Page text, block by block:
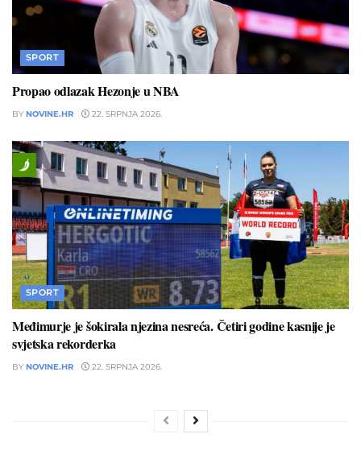
SPORT
Propao odlazak Hezonje u NBA
BY NOVINE.HR 22. SRPNJA 2026.
SPORT
Međimurje je šokirala njezina nesreća. Četiri godine kasnije je
svjetska rekorderka
BY NOVINE.HR 22. SRPNJA 2026.